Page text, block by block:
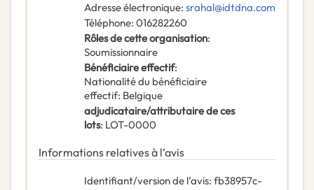
Adresse électronique: srahal@idtdna.com
Téléphone: 016282260
Rôles de cette organisation:
Soumissionnaire
Bénéficiaire effectif:
Nationalité du bénéficiaire
effectif: Belgique
adjudicataire/attributaire de ces
lots: LOT-0000
Informations relatives à l’avis
Identifiant/version de l’avis: fb38957c-